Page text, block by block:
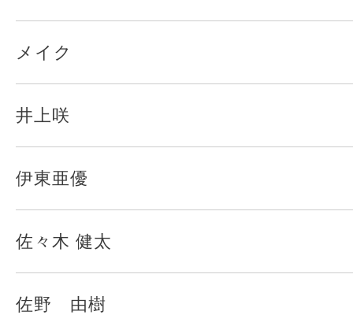
メイク
井上咲
伊東亜優
佐々木 健太
佐野 由樹